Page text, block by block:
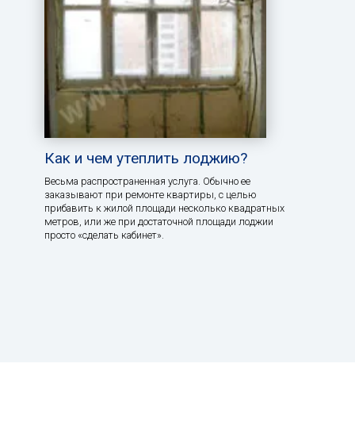
Как и чем утеплить лоджию?
Весьма распространенная услуга. Обычно ее
заказывают при ремонте квартиры, с целью
прибавить к жилой площади несколько квадратных
метров, или же при достаточной площади лоджии
просто «сделать кабинет».